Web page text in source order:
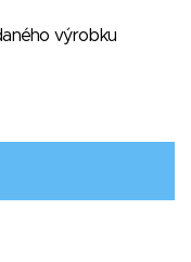
výrobku